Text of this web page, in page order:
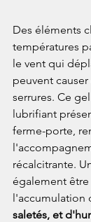
Des éléments
températures
le vent qui
peuvent
serrures. Ce
lubrifiant
ferme-porte,
récalcitrante.
également
l'accumulation
saletés, et